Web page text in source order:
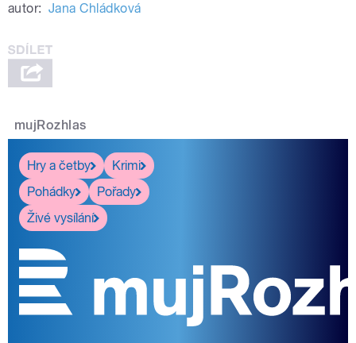
autor: Jana Chládková
mujRozhlas
Hry a četby
Krimi
Pohádky
Pořady
Živé vysílání